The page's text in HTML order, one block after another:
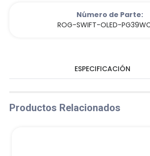
Número de Parte:
ROG-SWIFT-OLED-
ESPECIFICACIÓN
Productos Relacionados